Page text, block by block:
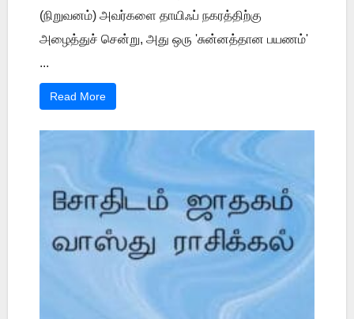
(நிறுவனம்) அவர்களை தாயிஃப் நகரத்திற்கு
அழைத்துச் சென்று, அது ஒரு 'சுன்னத்தான பயணம்'
...
Read More